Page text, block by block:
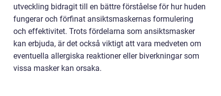
utveckling bidragit till en bättre förståelse för hur huden
fungerar och förfinat ansiktsmaskernas formulering
och effektivitet. Trots fördelarna som ansiktsmasker
kan erbjuda, är det också viktigt att vara medveten om
eventuella allergiska reaktioner eller biverkningar som
vissa masker kan orsaka.